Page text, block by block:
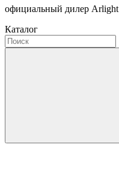
официальный дилер Arlight
Каталог